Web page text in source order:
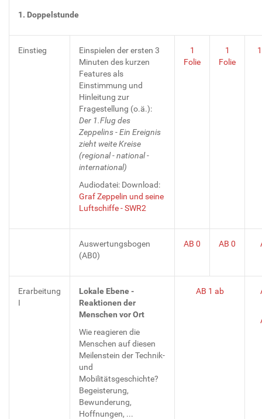
1. Doppelstunde
Einstieg
Einspielen der ersten 3
Minuten des kurzen
Features als
Einstimmung und
Hinleitung zur
Fragestellung (o.ä.):
Der 1.Flug des
Zeppelins - Ein Ereignis
zieht weite Kreise
(regional - national -
international)
Audiodatei: Download:
Graf Zeppelin und seine
Luftschiffe - SWR2
1
Folie
1
Folie
Auswertungsbogen
(AB0)
AB 0 AB 0
Erarbeitung
I
Lokale Ebene -
Reaktionen der
Menschen vor Ort
Wie reagieren die
Menschen auf diesen
Meilenstein der Technik-
und
Mobilitätsgeschichte?
Begeisterung,
Bewunderung,
Hoffnungen, ...
AB 1 ab